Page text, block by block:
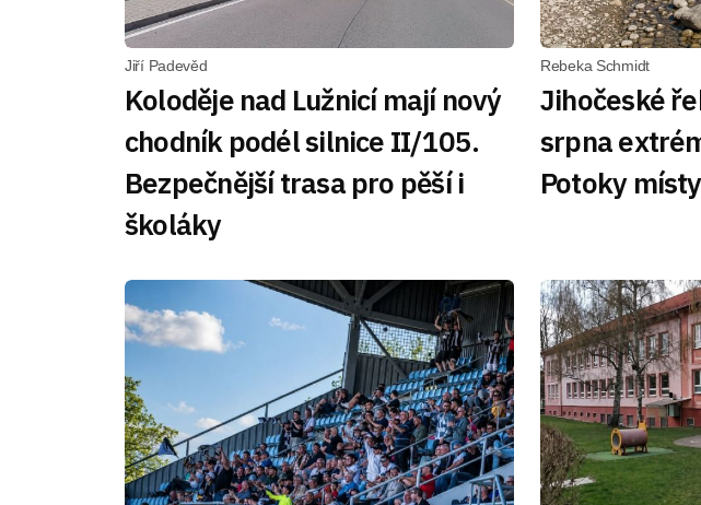
Jiří Padevěd
Koloděje nad Lužnicí mají nový
chodník podél silnice II/105.
Bezpečnější trasa pro pěší i
školáky
Rebeka Schmidt
Jihočeské
srpna
Potoky